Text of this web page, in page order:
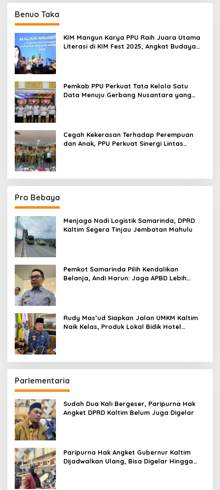
Benuo Taka
KIM Mangun Karya PPU Raih Juara Utama
Literasi di KIM Fest 2025, Angkat Budaya
Pemkab PPU Perkuat Tata Kelola Satu
Data Menuju Gerbang Nusantara yang
Cegah Kekerasan Terhadap Perempuan
dan Anak, PPU Perkuat Sinergi Lintas
Pro Bebaya
Menjaga Nadi Logistik Samarinda, DPRD
Kaltim Segera Tinjau Jembatan Mahulu
Pemkot Samarinda Pilih Kendalikan
Belanja, Andi Harun: Jaga APBD Lebih
Rudy Mas’ud Siapkan Jalan UMKM Kaltim
Naik Kelas, Produk Lokal Bidik Hotel
Parlementaria
Sudah Dua Kali Bergeser, Paripurna Hak
Angket DPRD Kaltim Belum Juga Digelar
Paripurna Hak Angket Gubernur Kaltim
Dijadwalkan Ulang, Bisa Digelar Hingga